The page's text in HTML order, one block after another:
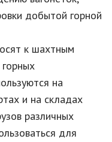
добытой горной
к шахтным
на
и на складах
различных
для